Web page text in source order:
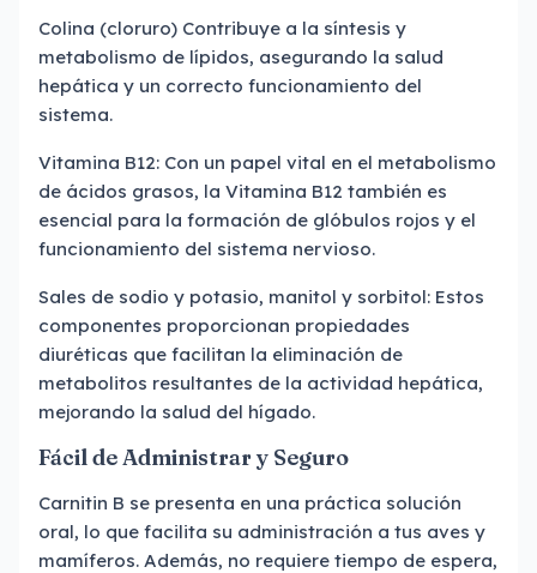
Colina (cloruro) Contribuye a la síntesis y
metabolismo de lípidos, asegurando la salud
hepática y un correcto funcionamiento del
sistema.
Vitamina B12: Con un papel vital en el metabolismo
de ácidos grasos, la Vitamina B12 también es
esencial para la formación de glóbulos rojos y el
funcionamiento del sistema nervioso.
Sales de sodio y potasio, manitol y sorbitol: Estos
componentes proporcionan propiedades
diuréticas que facilitan la eliminación de
metabolitos resultantes de la actividad hepática,
mejorando la salud del hígado.
Fácil de Administrar y Seguro
Carnitin B se presenta en una práctica solución
oral, lo que facilita su administración a tus aves y
mamíferos. Además, no requiere tiempo de espera,